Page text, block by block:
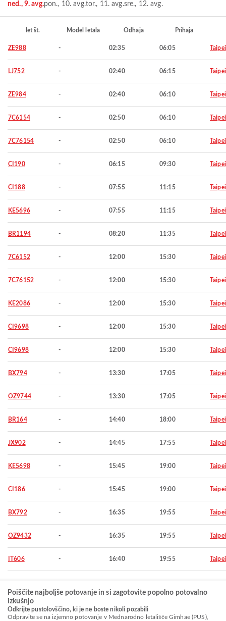
ned., 9. avg.pon., 10. avg.tor., 11. avg.sre., 12. avg.
let št. Model letala Odhaja Prihaja
ZE988 - 02:35 06:05 Taipei
LJ752 - 02:40 06:15 Taipei
ZE984 - 02:40 06:10 Taipei
7C6154 - 02:50 06:10 Taipei
7C76154 - 02:50 06:10 Taipei
CI190 - 06:15 09:30 Taipei
CI188 - 07:55 11:15 Taipei
KE5696 - 07:55 11:15 Taipei
BR1194 - 08:20 11:35 Taipei
7C6152 - 12:00 15:30 Taipei
7C76152 - 12:00 15:30 Taipei
KE2086 - 12:00 15:30 Taipei
CI9698 - 12:00 15:30 Taipei
CI9698 - 12:00 15:30 Taipei
BX794 - 13:30 17:05 Taipei
OZ9744 - 13:30 17:05 Taipei
BR164 - 14:40 18:00 Taipei
JX902 - 14:45 17:55 Taipei
KE5698 - 15:45 19:00 Taipei
CI186 - 15:45 19:00 Taipei
BX792 - 16:35 19:55 Taipei
OZ9432 - 16:35 19:55 Taipei
IT606 - 16:40 19:55 Taipei
Poiščite najboljše potovanje in si zagotovite popolno potovalno
izkušnjo
Odkrijte pustolovščino, ki je ne boste nikoli pozabili
Odpravite se na izjemno potovanje v Mednarodno letališče Gimhae (PUS),